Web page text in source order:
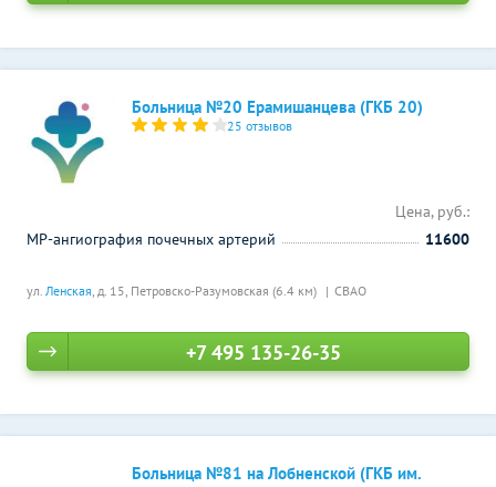
Больница №20 Ерамишанцева (ГКБ 20)
25 отзывов
ул. Ленская, д. 15, Петровско-Разумовская (6.4 км) СВАО
Цена, руб.:
МР-ангиография почечных артерий
11600
+7 495 135-26-35
Больница №81 на Лобненской (ГКБ им.